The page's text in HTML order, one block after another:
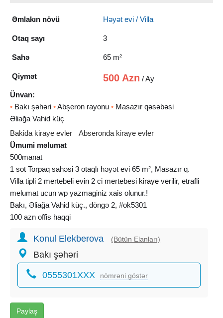
Əmlakın növü Həyət evi / Villa
Otaq sayı 3
Sahə 65 m²
Qiymət 500 Azn / Ay
Ünvan:
• Bakı şəhəri •Abşeron rayonu • Masazır qəsəbəsi
Əliağa Vahid küç
Bakida kiraye evler
Abseronda kiraye evler
Ümumi məlumat
500manat
1 sot Torpaq sahəsi 3 otaqlı həyət evi 65 m², Masazır q.
Villa tipli 2 mertebeli evin 2 ci mertebesi kiraye verilir, etrafli
melumat ucun wp yazmaginiz xais olunur.!
Bakı, Əliağa Vahid küç., döngə 2, #ok5301
100 azn offis haqqi
Konul Elekberova (Bütün Elanları)
Bakı şəhəri
0555301XXX nömrəni göstər
Paylaş